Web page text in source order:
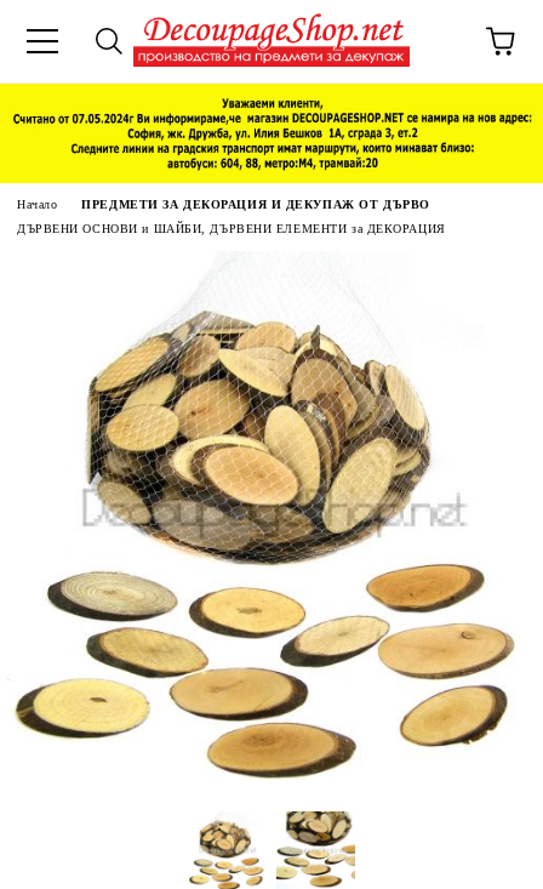
Начало
ПРЕДМЕТИ ЗА ДЕКОРАЦИЯ И ДЕКУПАЖ ОТ ДЪРВО
ДЪРВЕНИ ОСНОВИ и ШАЙБИ, ДЪРВЕНИ ЕЛЕМЕНТИ за ДЕКОРАЦИЯ